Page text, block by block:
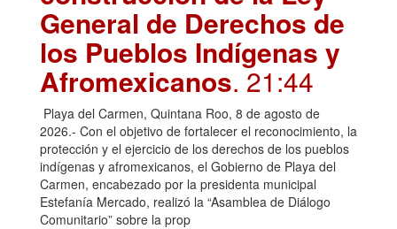
General de Derechos de
los Pueblos Indígenas y
Afromexicanos. 21:44
Playa del Carmen, Quintana Roo, 8 de agosto de
2026.- Con el objetivo de fortalecer el reconocimiento, la
protección y el ejercicio de los derechos de los pueblos
indígenas y afromexicanos, el Gobierno de Playa del
Carmen, encabezado por la presidenta municipal
Estefanía Mercado, realizó la “Asamblea de Diálogo
Comunitario” sobre la prop